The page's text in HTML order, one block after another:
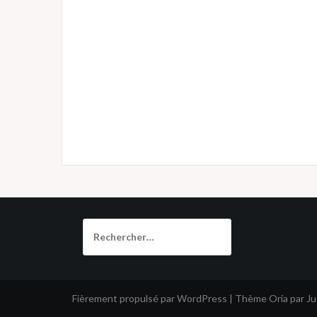
Fièrement propulsé par WordPress | Thème Oria par